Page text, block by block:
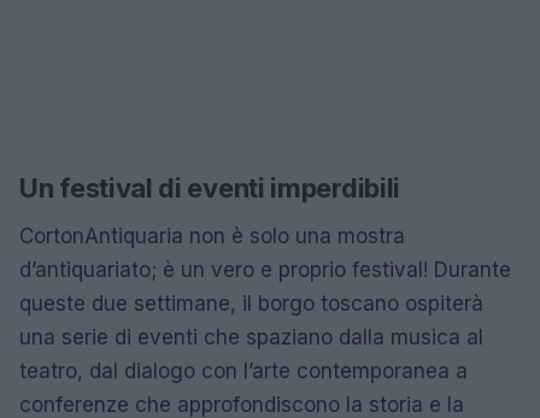
Un festival di eventi imperdibili
CortonAntiquaria non è solo una mostra
d’antiquariato; è un vero e proprio festival! Durante
queste due settimane, il borgo toscano ospiterà
una serie di eventi che spaziano dalla musica al
teatro, dal dialogo con l’arte contemporanea a
conferenze che approfondiscono la storia e la